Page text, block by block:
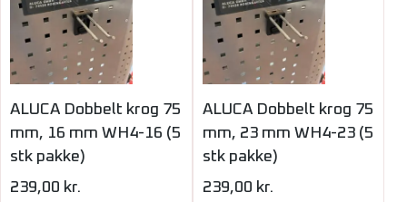
ALUCA Dobbelt krog 75
mm, 16 mm WH4-16 (5
stk pakke)
239,00 kr.
ALUCA Dobbelt krog 75
mm, 23 mm WH4-23 (5
stk pakke)
239,00 kr.